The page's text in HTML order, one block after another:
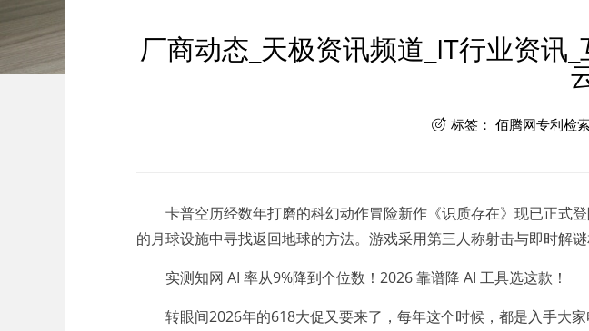
厂商动态_天极资讯频道_IT行业资讯
 标签： 佰腾网专利检
卡普空历经数年打磨的科幻动作冒险新作《识质存在》现已正式登
的月球设施中寻找返回地球的方法。游戏采用第三人称射击与即时解
实测知网 AI 率从9%降到个位数！2026 靠谱降 AI 工具选这款！
转眼间2026年的618大促又要来了，每年这个时候，都是入手大